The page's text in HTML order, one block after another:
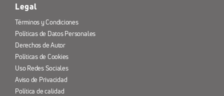
Legal
Términos y Condiciones
Políticas de Datos Personales
Derechos de Autor
Políticas de Cookies
Uso Redes Sociales
Aviso de Privacidad
Política de calidad